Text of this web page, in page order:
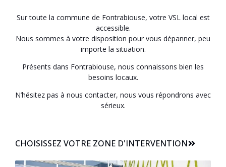
Sur toute la commune de Fontrabiouse, votre VSL local est
accessible.
Nous sommes à votre disposition pour vous dépanner, peu
importe la situation.
Présents dans Fontrabiouse, nous connaissons bien les
besoins locaux.
N’hésitez pas à nous contacter, nous vous répondrons avec
sérieux.
CHOISISSEZ VOTRE ZONE D'INTERVENTION